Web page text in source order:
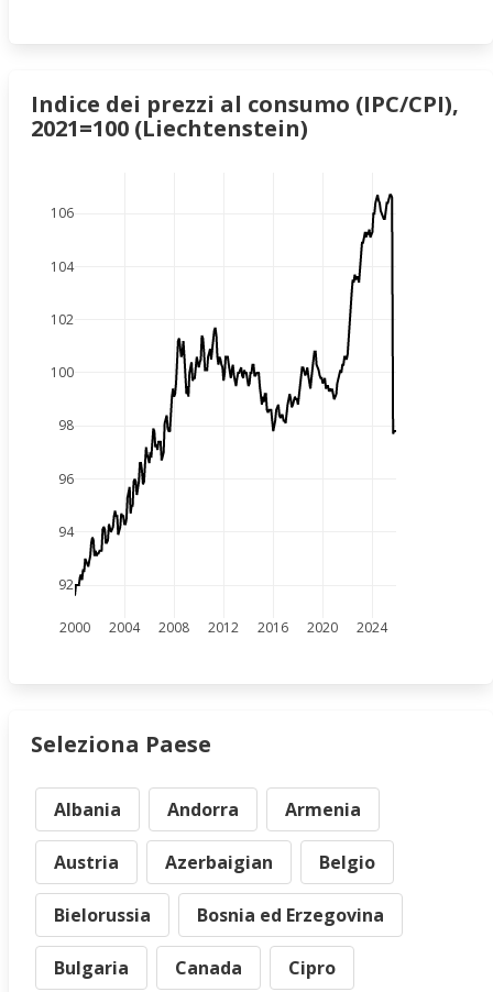
Indice dei prezzi al consumo (IPC/CPI),
2021=100 (Liechtenstein)
2000 2004 2008 2012 2016 2020 2024
92
94
96
98
100
102
104
106
Seleziona Paese
Albania Andorra Armenia
Austria Azerbaigian Belgio
Bielorussia Bosnia ed Erzegovina
Bulgaria Canada Cipro